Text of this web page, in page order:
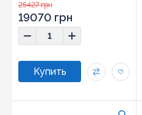
25427 грн
19070 грн